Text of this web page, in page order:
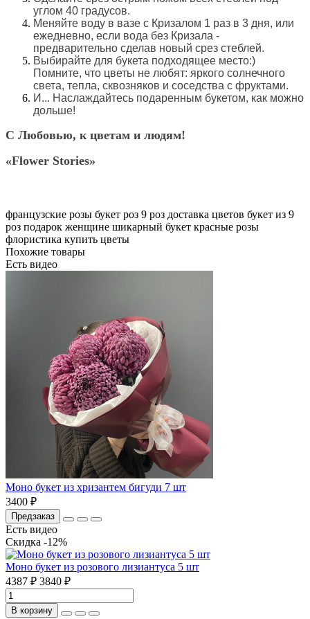
углом 40 градусов.
Меняйте воду в вазе с Кризалом 1 раз в 3 дня, или
ежедневно, если вода без Кризала -
предварительно сделав новый срез стеблей.
Выбирайте для букета подходящее место:)
Помните, что цветы не любят: яркого солнечного
света, тепла, сквозняков и соседства с фруктами.
И... Наслаждайтесь подаренным букетом, как можно
дольше!
С Любовью, к цветам и людям!
«Flower Stories»
французские розы букет роз 9 роз доставка цветов букет из 9
роз подарок женщине шикарный букет красные розы
флористика купить цветы
Похожие товары
Есть видео
Моно букет из хризантем бигуди 7 шт
3400 ₽
Предзаказ
Есть видео
Скидка -12%
Моно букет из розового лизиантуса 5 шт
4387 ₽ 3840 ₽
В корзину